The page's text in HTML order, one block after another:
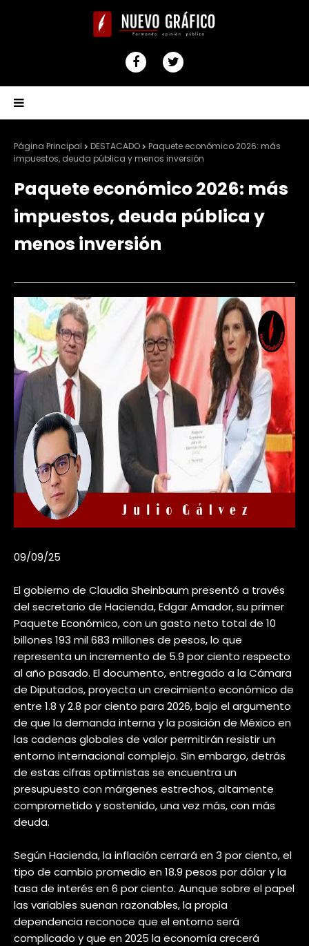
Página Principal DESTACADO
Paquete económico 2026: más
impuestos, deuda pública y menos inversión
Paquete económico 2026: más
impuestos, deuda pública y
menos inversión
09/09/25
El gobierno de Claudia Sheinbaum presentó a través
del secretario de Hacienda, Edgar Amador, su primer
Paquete Económico, con un gasto neto total de 10
billones 193 mil 683 millones de pesos, lo que
representa un incremento de 5.9 por ciento respecto
al año pasado. El documento, entregado a la Cámara
de Diputados, proyecta un crecimiento económico de
entre 1.8 y 2.8 por ciento para 2026, bajo el argumento
de que la demanda interna y la posición de México en
las cadenas globales de valor permitirán resistir un
entorno internacional complejo. Sin embargo, detrás
de estas cifras optimistas se encuentra un
presupuesto con márgenes estrechos, altamente
comprometido y sostenido, una vez más, con más
deuda.
Según Hacienda, la inflación cerrará en 3 por ciento, el
tipo de cambio promedio en 18.9 pesos por dólar y la
tasa de interés en 6 por ciento. Aunque sobre el papel
las variables suenan razonables, la propia
dependencia reconoce que el entorno será
complicado y que en 2025 la economía crecerá